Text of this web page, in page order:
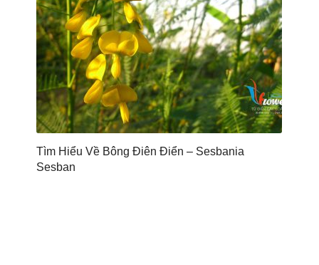
Tìm Hiểu Về Bông Điên Điển – Sesbania
Sesban